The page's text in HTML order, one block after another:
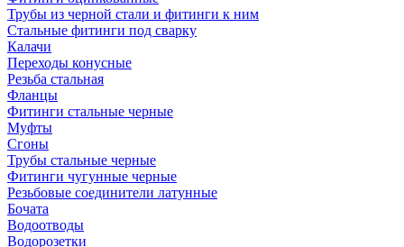
Трубы из черной стали и фитинги к ним
Стальные фитинги под сварку
Калачи
Переходы конусные
Резьба стальная
Фланцы
Фитинги стальные черные
Муфты
Сгоны
Трубы стальные черные
Фитинги чугунные черные
Резьбовые соединители латунные
Бочата
Водоотводы
Водорозетки